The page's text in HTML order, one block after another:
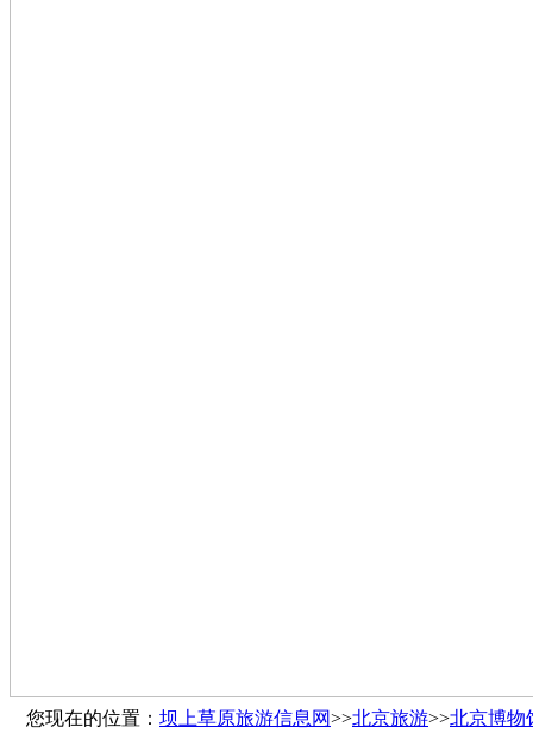
您现在的位置： 坝上草原旅游信息网>>北京旅游>>北京博物